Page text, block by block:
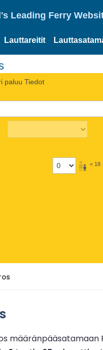
Leading Ferry
Lauttareitit
paluu Tiedot
< 18
määränpääsatamaan